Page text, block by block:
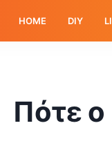
HOME DIY
Πότε ο